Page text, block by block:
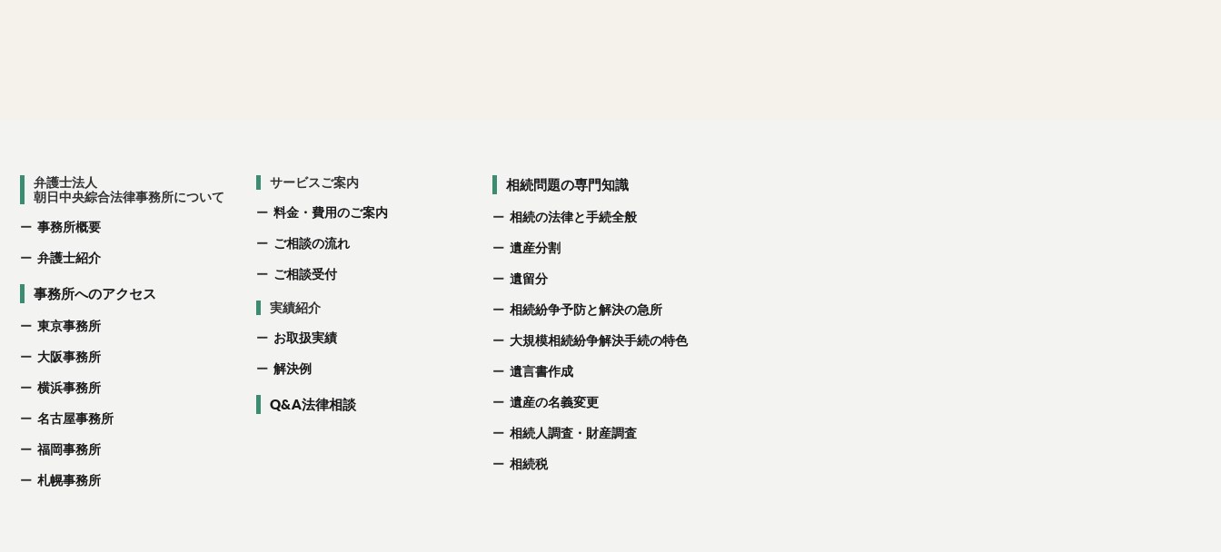
弁護士法人
朝日中央綜合法律事務所について
事務所概要
弁護士紹介
事務所へのアクセス
東京事務所
大阪事務所
横浜事務所
名古屋事務所
福岡事務所
札幌事務所
サービスご案内
料金・費用のご案内
ご相談の流れ
ご相談受付
実績紹介
お取扱実績
解決例
Q&A法律相談
相続問題の専門知識
相続の法律と手続全般
遺産分割
遺留分
相続紛争予防と解決の急所
大規模相続紛争解決手続の特色
遺言書作成
遺産の名義変更
相続人調査・財産調査
相続税